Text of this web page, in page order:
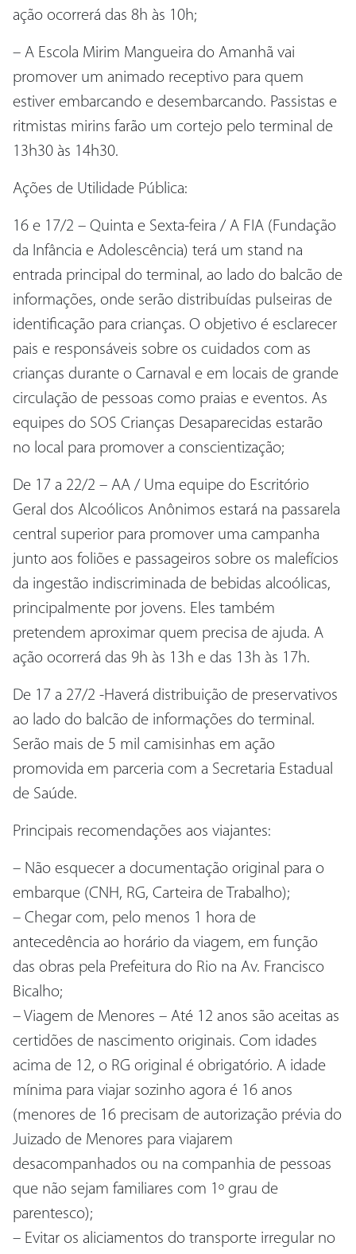
ação ocorrerá das 8h às 10h;
– A Escola Mirim Mangueira do Amanhã vai
promover um animado receptivo para quem
estiver embarcando e desembarcando. Passistas e
ritmistas mirins farão um cortejo pelo terminal de
13h30 às 14h30.
Ações de Utilidade Pública:
16 e 17/2 – Quinta e Sexta-feira / A FIA (Fundação
da Infância e Adolescência) terá um stand na
entrada principal do terminal, ao lado do balcão de
informações, onde serão distribuídas pulseiras de
identificação para crianças. O objetivo é esclarecer
pais e responsáveis sobre os cuidados com as
crianças durante o Carnaval e em locais de grande
circulação de pessoas como praias e eventos. As
equipes do SOS Crianças Desaparecidas estarão
no local para promover a conscientização;
De 17 a 22/2 – AA / Uma equipe do Escritório
Geral dos Alcoólicos Anônimos estará na passarela
central superior para promover uma campanha
junto aos foliões e passageiros sobre os malefícios
da ingestão indiscriminada de bebidas alcoólicas,
principalmente por jovens. Eles também
pretendem aproximar quem precisa de ajuda. A
ação ocorrerá das 9h às 13h e das 13h às 17h.
De 17 a 27/2 -Haverá distribuição de preservativos
ao lado do balcão de informações do terminal.
Serão mais de 5 mil camisinhas em ação
promovida em parceria com a Secretaria Estadual
de Saúde.
Principais recomendações aos viajantes:
– Não esquecer a documentação original para o
embarque (CNH, RG, Carteira de Trabalho);
– Chegar com, pelo menos 1 hora de
antecedência ao horário da viagem, em função
das obras pela Prefeitura do Rio na Av. Francisco
Bicalho;
– Viagem de Menores – Até 12 anos são aceitas as
certidões de nascimento originais. Com idades
acima de 12, o RG original é obrigatório. A idade
mínima para viajar sozinho agora é 16 anos
(menores de 16 precisam de autorização prévia do
Juizado de Menores para viajarem
desacompanhados ou na companhia de pessoas
que não sejam familiares com 1º grau de
parentesco);
– Evitar os aliciamentos do transporte irregular no